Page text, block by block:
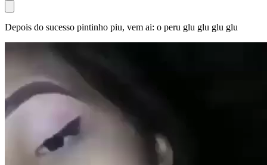
Depois do sucesso pintinho piu, vem ai: o peru glu glu glu glu